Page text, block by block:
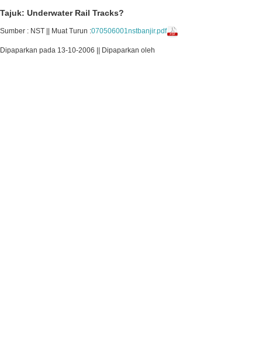
Tajuk: Underwater Rail Tracks?
Sumber : NST || Muat Turun :070506001nstbanjir.pdf
Dipaparkan pada 13-10-2006 || Dipaparkan oleh